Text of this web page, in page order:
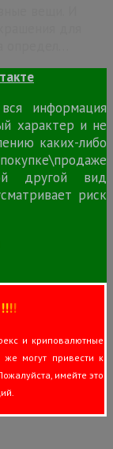
информация
характер и не
каких-либо
другой вид
риск
!!!!
и криповалютные
же могут привести к
имейте это